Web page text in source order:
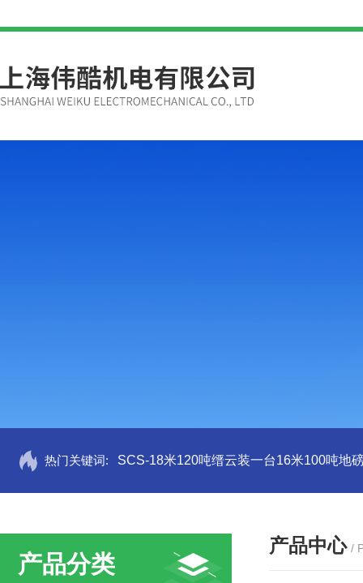
热门关键词: SCS-18米120吨缙云装一台16米100吨地
产品分类
产品中心 /